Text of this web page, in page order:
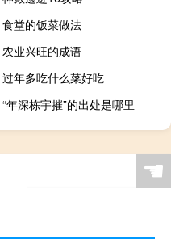
食堂的饭菜做法
农业兴旺的成语
过年多吃什么菜好吃
“年深栋宇摧”的出处是哪里
☚